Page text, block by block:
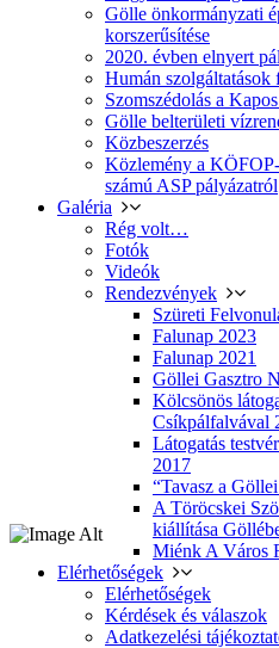
Gölle önkormányzati
korszerűsítése
2020. évben elnyert
Humán szolgáltatások
Szomszédolás a
Gölle belterületi
Közbeszerzés
Közlemény a
számú ASP pályázatról
Galéria
Rég volt…
Fotók
Videók
Rendezvények
Szüreti
Falunap 2023
Falunap 2021
Göllei Gasztro
Kölcsönös
Csíkpálfalvával
Látogatás
2017
“Tavasz a
A Töröcskei
kiállítása
Miénk A Város
Elérhetőségek
Elérhetőségek
Kérdések és válaszok
Adatkezelési